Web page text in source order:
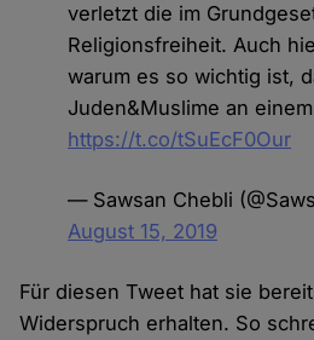
verletzt die im
Religionsfreiheit. Auch
warum es so wichtig ist,
Juden&Muslime an
https://t.co/tSuEcF0Our
— Sawsan Chebli
August 15, 2019
Für diesen Tweet hat sie
Widerspruch erhalten. So